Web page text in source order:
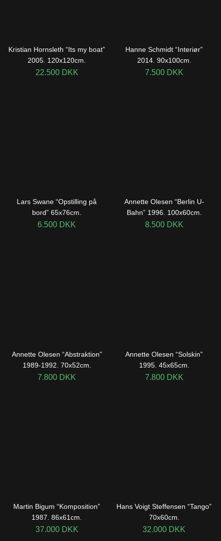
Kristian Hornsleth “Its my boat”
2005. 120x120cm.
22.500 DKK
Hanne Schmidt “Interiør”
2014. 90x100cm.
7.500 DKK
Lars Swane “Opstilling på
bord” 65x76cm.
6.500 DKK
Annette Olesen “Berlin U-
Bahn” 1996. 100x60cm.
8.500 DKK
Annette Olesen “Abstraktion”
1989-1992. 70x52cm.
7.800 DKK
Annette Olesen “Solskin”
1995. 45x65cm.
7.800 DKK
Martin Bigum “Komposition”
1987. 86x61cm.
37.000 DKK
Hans Voigt Steffensen “Tango”
70x60cm.
32.000 DKK